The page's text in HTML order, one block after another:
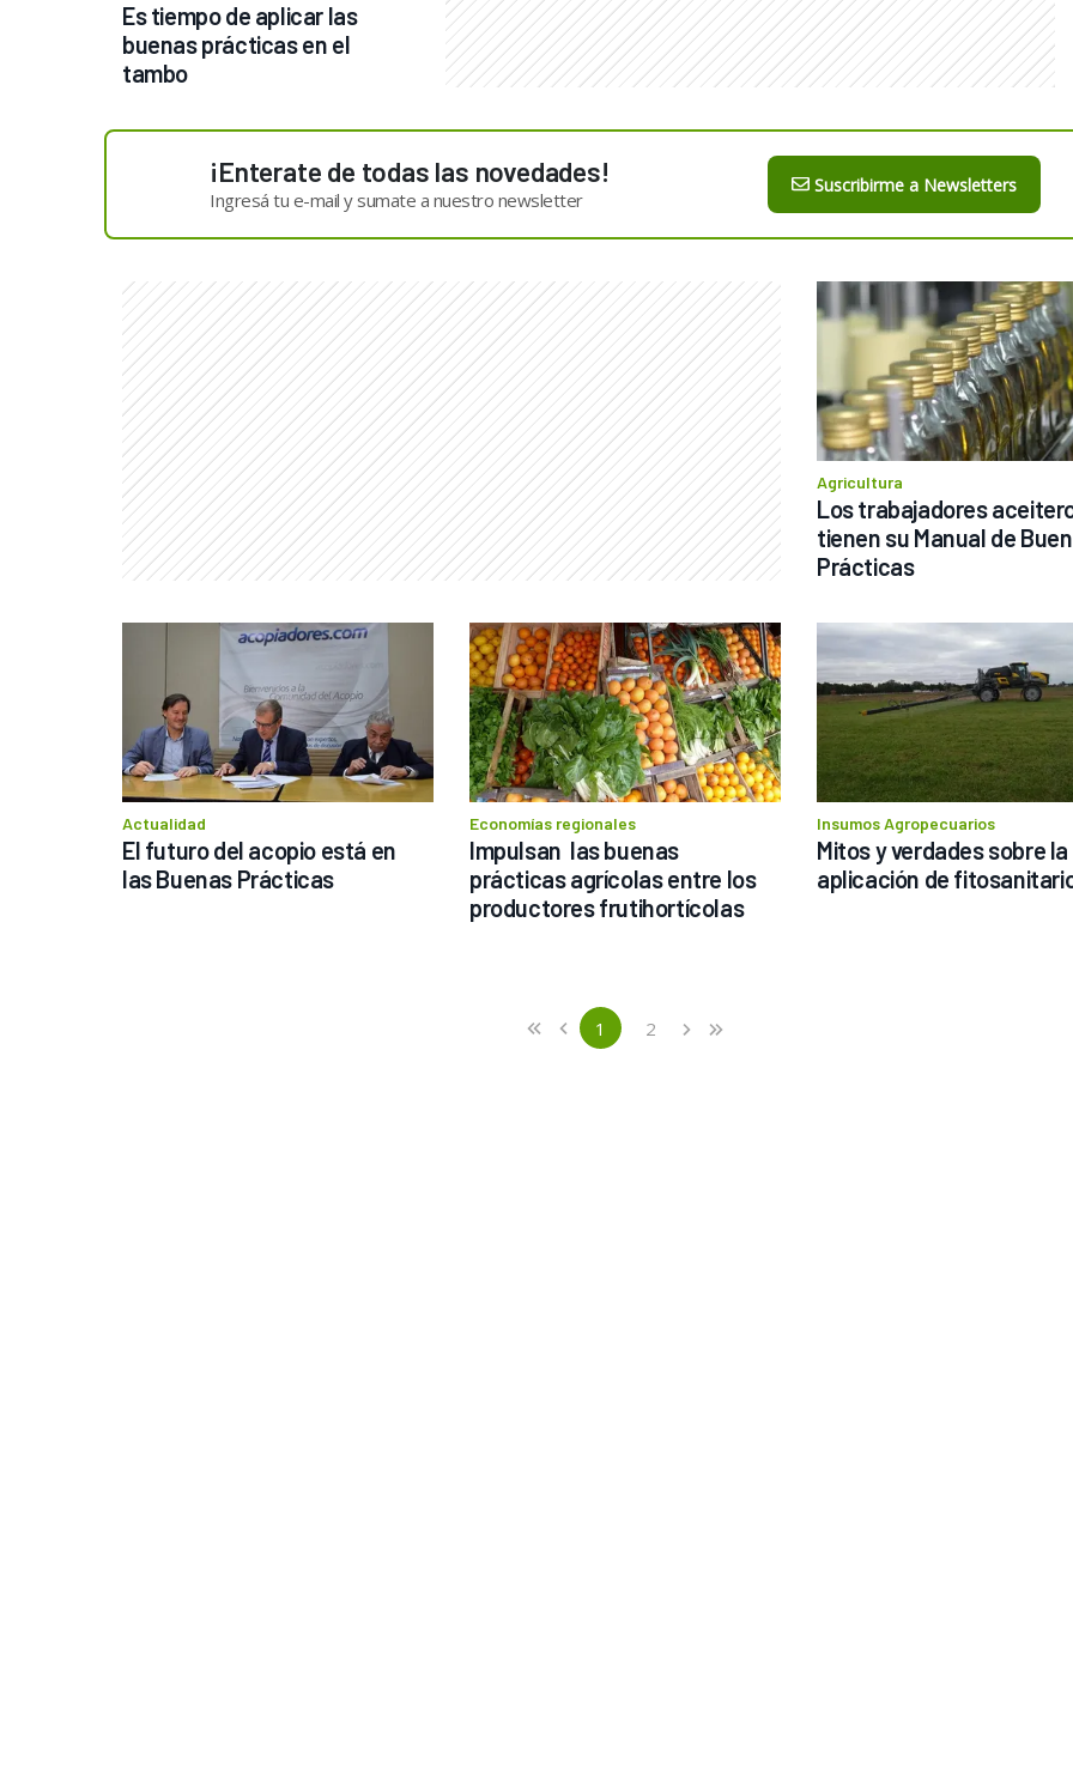
Es tiempo de aplicar las
buenas prácticas en el
tambo
¡Enterate de todas las novedades!
Ingresá tu e-mail y sumate a nuestro newsletter
Suscribirme a Newsletters
Agricultura
Los trabajadores
tienen su Manual de
Prácticas
Actualidad
El futuro del acopio está en
Economías regionales
Impulsan  las buenas
prácticas agrícolas entre los
productores frutihortícolas
Insumos Agropecuarios
Mitos y verdades sobre la
aplicación de
«
First ‹
Previous 1(current)
2 ›
Next
»
Last